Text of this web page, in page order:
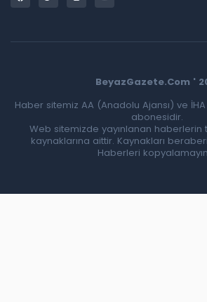
BeyazGazete.Com '
Haber sitemiz AA (Anadolu Ajansı) ve
abonesidir.
Web sitemizde yayınlanan haberlerin
kaynaklarına aittir. Kaynakları
Haberleri